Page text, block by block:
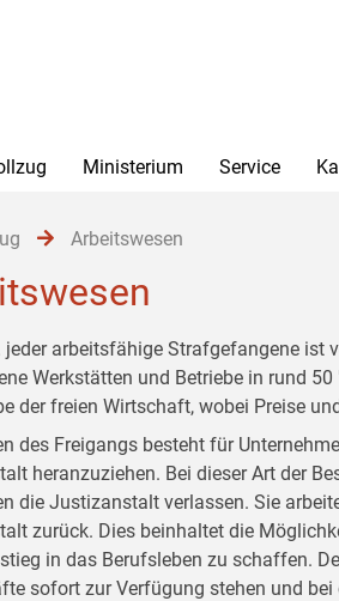
Ministerium Service
Arbeitswesen
jeder arbeitsfähige Strafgefangene ist
Werkstätten und Betriebe in rund
der freien Wirtschaft, wobei Preise
des Freigangs besteht für
heranzuziehen. Bei dieser Art der
die Justizanstalt verlassen. Sie
zurück. Dies beinhaltet die
in das Berufsleben zu schaffen.
sofort zur Verfügung stehen und